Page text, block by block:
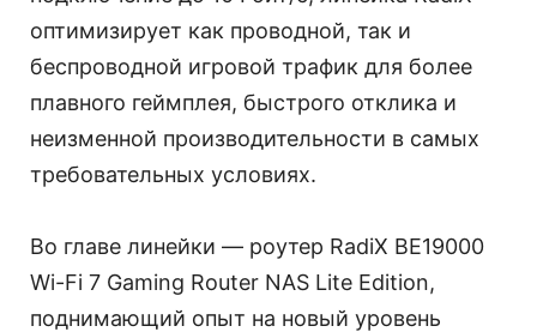
оптимизирует как проводной, так и
беспроводной игровой трафик для более
плавного геймплея, быстрого отклика и
неизменной производительности в самых
требовательных условиях.
Во главе линейки — роутер RadiX BE19000
Wi-Fi 7 Gaming Router NAS Lite Edition,
поднимающий опыт на новый уровень